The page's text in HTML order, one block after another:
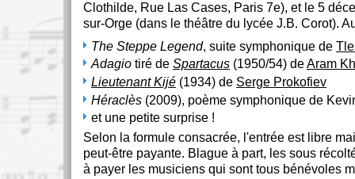
Clothilde, Rue Las Cases, Paris 7e), et le 5
sur-Orge (dans le théâtre du lycée J.B. Corot).
The Steppe Legend, suite symphonique de
Adagio tiré de Spartacus (1950/54) deAram
Lieutenant Kijé (1934) de Serge Prokofiev
Héraclès (2009), poème symphonique de
et une petite surprise !
Selon la formule consacrée, l'entrée est libre
peut-être payante. Blague à part, les sous
à payer les musiciens qui sont tous bénévoles